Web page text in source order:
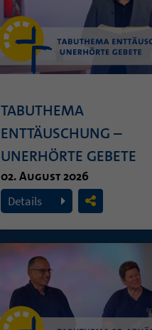
TABUTHEMA
ENTTÄUSCHUNG –
UNERHÖRTE GEBETE
02. August 2026
Details